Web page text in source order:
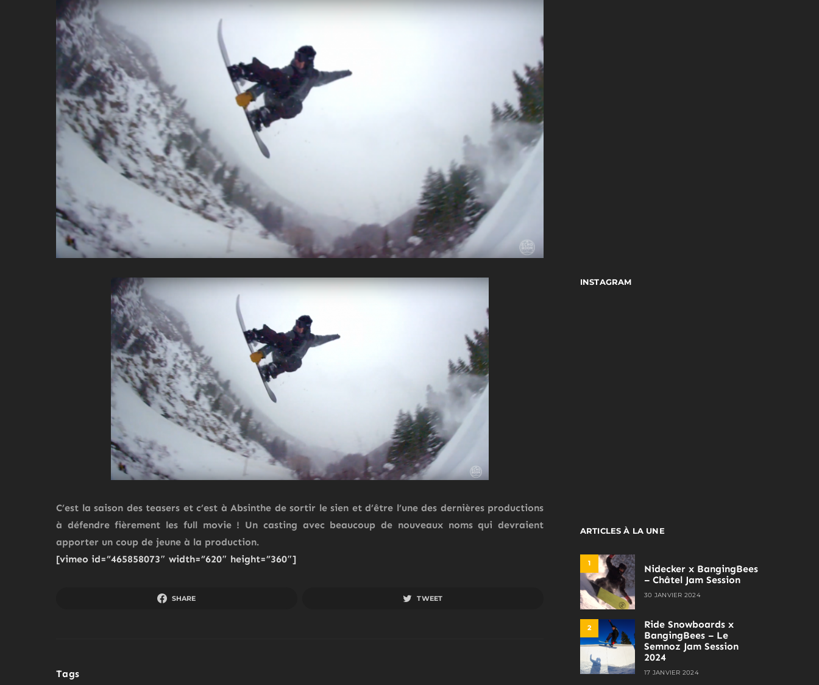
C’est la saison des teasers et c’est à Absinthe de sortir le sien et d’être l’une des dernières productions
à défendre fièrement les full movie ! Un casting avec beaucoup de nouveaux noms qui devraient
apporter un coup de jeune à la production.
[vimeo id=”465858073″ width=”620″ height=”360″]
SHARE TWEET
Tags
INSTAGRAM
ARTICLES À LA UNE
1
Nidecker x BangingBees
– Châtel Jam Session
30 JANVIER 2024
2
Ride Snowboards x
BangingBees – Le
Semnoz Jam Session
2024
17 JANVIER 2024